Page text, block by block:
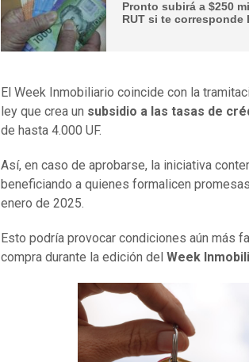
Pronto subirá a $250
RUT si te corresponde
El Week Inmobiliario coincide con la
ley que crea un subsidio a las tasas de
de hasta 4.000 UF.
Así, en caso de aprobarse, la iniciativa
beneficiando a quienes formalicen
enero de 2025.
Esto podría provocar condiciones aún más
compra durante la edición del Week